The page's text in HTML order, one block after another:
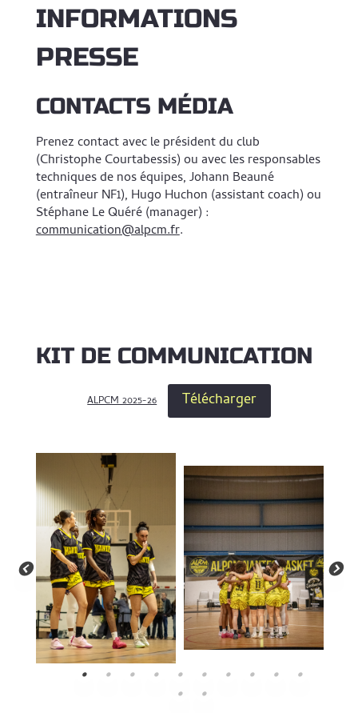
INFORMATIONS
PRESSE
CONTACTS MÉDIA
Prenez contact avec le président du club
(Christophe Courtabessis) ou avec les responsables
techniques de nos équipes, Johann Beauné
(entraîneur NF1), Hugo Huchon (assistant coach) ou
Stéphane Le Quéré (manager) :
communication@alpcm.fr.
KIT DE COMMUNICATION
ALPCM 2025-26 Télécharger